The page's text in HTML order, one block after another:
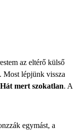
az eltérő külső
Most lépjünk vissza
mert szokatlan. A
egymást, a